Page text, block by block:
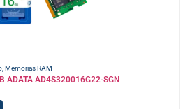
, Memorias RAM
ADATA AD4S320016G22-SGN